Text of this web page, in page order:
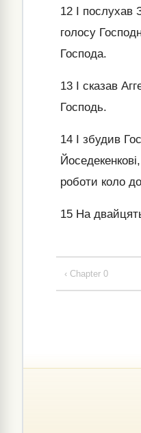
12 І послухав
голосу
Господа.
13 І сказав
Господь.
14 І збудив
роботи коло
15 На
‹ Chapter 0